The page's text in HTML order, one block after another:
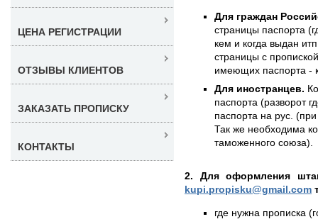
Для граждан
страницы паспорта
кем и когда выдан
страницы с
имеющих паспорта -
Для иностранцев.
паспорта (разворот
паспорта на рус.
Так же необходима
таможенного союза).
2. Для оформления
kupi.propisku@gmail.com
где нужна прописка
ЦЕНА РЕГИСТРАЦИИ
ОТЗЫВЫ КЛИЕНТОВ
ЗАКАЗАТЬ ПРОПИСКУ
КОНТАКТЫ